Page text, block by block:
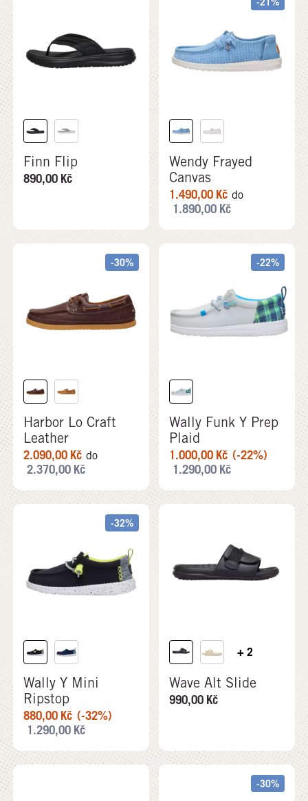
Finn Flip
890,00 Kč
Wendy Frayed
Canvas
1.490,00 Kč do
1.890,00 Kč
-30%
Harbor Lo Craft
Leather
2.090,00 Kč do
2.370,00 Kč
-22%
Wally Funk Y Prep
Plaid
1.000,00 Kč (-22%)
1.290,00 Kč
-32%
Wally Y Mini
Ripstop
880,00 Kč (-32%)
1.290,00 Kč
+ 2
Wave Alt Slide
990,00 Kč
-30%